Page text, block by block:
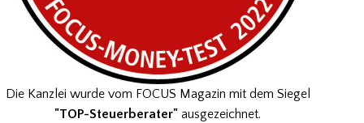
Die Kanzlei wurde vom FOCUS Magazin mit dem Siegel
"TOP-Steuerberater" ausgezeichnet.